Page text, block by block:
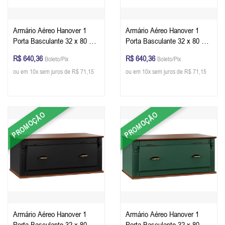
Armário Aéreo Hanover 1
Porta Basculante 32 x 80 x
Escuro - Imbuia Glazer
R$ 640,36 Boleto/Pix
ou em 10x sem juros de R$ 71,15
Armário Aéreo Hanover 1
Porta Basculante 32 x 80 x
Offwhite - Imbuia Glazer
R$ 640,36 Boleto/Pix
ou em 10x sem juros de R$ 71,15
PROMOÇÃO
Armário Aéreo Hanover 1
PROMOÇÃO
Armário Aéreo Hanover 1